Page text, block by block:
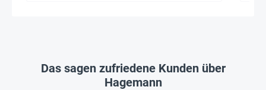
Das sagen zufriedene Kunden über
Hagemann